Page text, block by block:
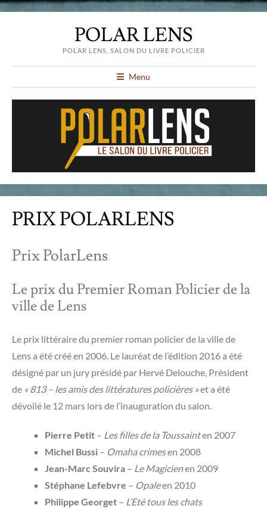
POLAR LENS
POLAR LENS, SALON DU LIVRE POLICIER
Menu
PRIX POLARLENS
Prix PolarLens
Le prix du Premier Roman Policier de la
ville de Lens
Le prix littéraire du premier roman policier de la ville de
Lens a été créé en 2006. Le lauréat de l’édition 2016 a été
désigné par un jury présidé par Hervé Delouche, Président
de « 813 – les amis des littératures policières »et a été
dévoilé le 12 mars lors de l’inauguration du salon.
Pierre Petit – Les filles de la Toussainten 2007
Michel Bussi – Omaha crimesen 2008
Jean-Marc Souvira – Le Magicienen 2009
Stéphane Lefebvre – Opaleen 2010
Philippe Georget – L’Eté tous les chats